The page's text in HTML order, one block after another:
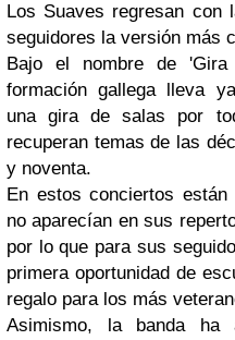
Los Suaves regresan con
seguidores la versión más
Bajo el nombre de
formación gallega lleva
una gira de salas por
recuperan temas de las
y noventa.
En estos conciertos
no aparecían en sus
por lo que para sus
primera oportunidad de
regalo para los más
Asimismo, la banda ha